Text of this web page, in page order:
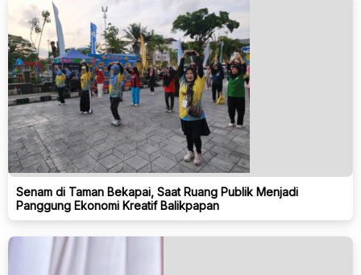
Senam di Taman Bekapai, Saat Ruang Publik Menjadi
Panggung Ekonomi Kreatif Balikpapan